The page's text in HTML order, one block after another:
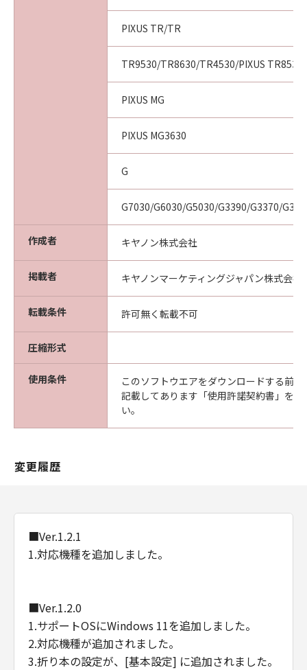
PIXUS TR/TR
TR9530/TR8630/TR4530/PIXUS
PIXUS MG
PIXUS MG3630
G
G7030/G6030/G5030/G3390/G3370/
作成者 キヤノン株式会社
掲載者 キヤノンマーケティングジャパン株式会社
転載条件 許可無く転載不可
圧縮形式
使用条件
このソフトウエアをダウンロードする前
記載してあります「使用許諾契約書」を
い。
変更履歴
■Ver.1.2.1
1.対応機種を追加しました。
■Ver.1.2.0
1.サポートOSにWindows 11を追加しました。
2.対応機種が追加されました。
3.折り本の設定が、[基本設定] に追加されました。